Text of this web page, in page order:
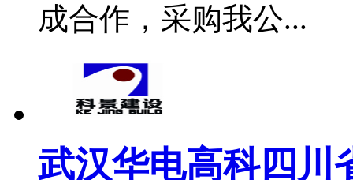
成合作，采购我公...
武汉华电高科四川